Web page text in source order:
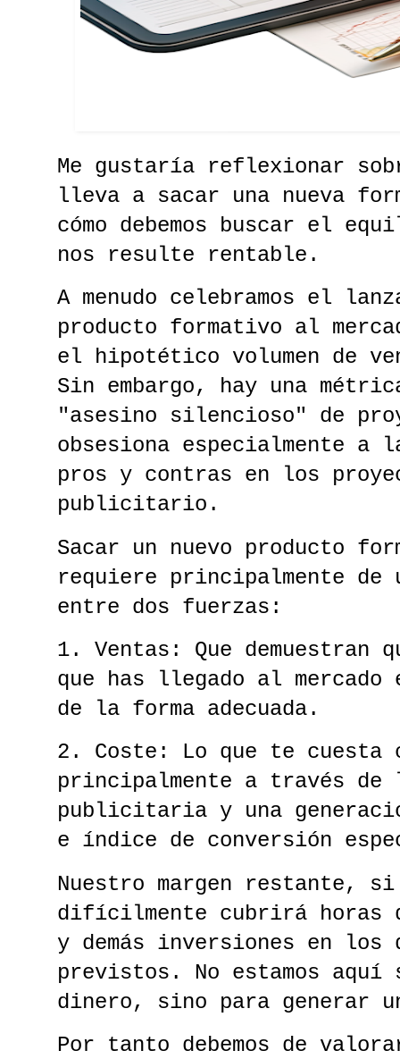
Me gustaría reflexionar
lleva a sacar una nueva
cómo debemos buscar el
nos resulte rentable.
A menudo celebramos el
producto formativo al
el hipotético volumen de
Sin embargo, hay una
"asesino silencioso" de
obsesiona especialmente
pros y contras en los
publicitario.
Sacar un nuevo producto
requiere principalmente
entre dos fuerzas:
1. Ventas: Que demuestran
que has llegado al mercado
de la forma adecuada.
2. Coste: Lo que te cuesta
principalmente a través
publicitaria y una
e índice de conversión
Nuestro margen restante,
difícilmente cubrirá horas
y demás inversiones en
previstos. No estamos aquí
dinero, sino para generar
Por tanto debemos de